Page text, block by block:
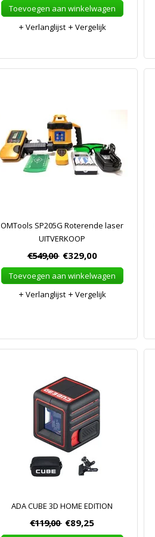
Toevoegen aan winkelwagen
Verlanglijst
Vergelijk
OMTools SP205G Roterende laser
UITVERKOOP
€549,00 €329,00
Toevoegen aan winkelwagen
Verlanglijst
Vergelijk
ADA CUBE 3D HOME EDITION
€119,00 €89,25